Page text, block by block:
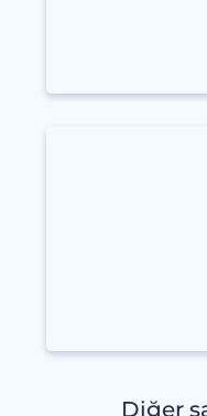
Diğer